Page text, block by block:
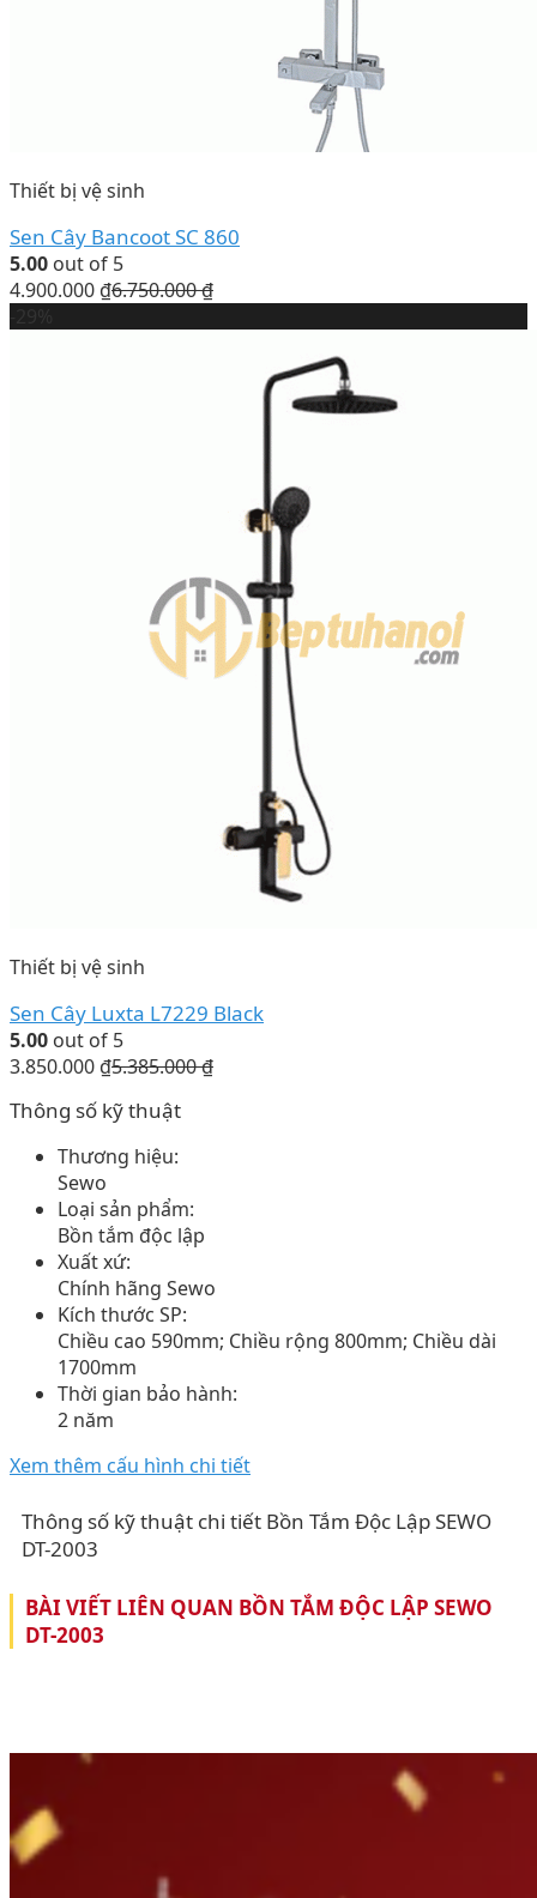
Thiết bị vệ sinh
Sen Cây Bancoot SC 860
5.00 out of 5
4.900.000 ₫6.750.000₫
Thiết bị vệ sinh
Sen Cây Luxta L7229 Black
5.00 out of 5
3.850.000 ₫5.385.000₫
Thông số kỹ thuật
Thương hiệu:
Sewo
Loại sản phẩm:
Bồn tắm độc lập
Xuất xứ:
Chính hãng Sewo
Kích thước SP:
Chiều cao 590mm; Chiều rộng 800mm; Chiều dài
1700mm
Thời gian bảo hành:
2 năm
Xem thêm cấu hình chi tiết
Thông số kỹ thuật chi tiết Bồn Tắm Độc Lập SEWO
DT-2003
BÀI VIẾT LIÊN QUAN BỒN TẮM ĐỘC LẬP SEWO
DT-2003